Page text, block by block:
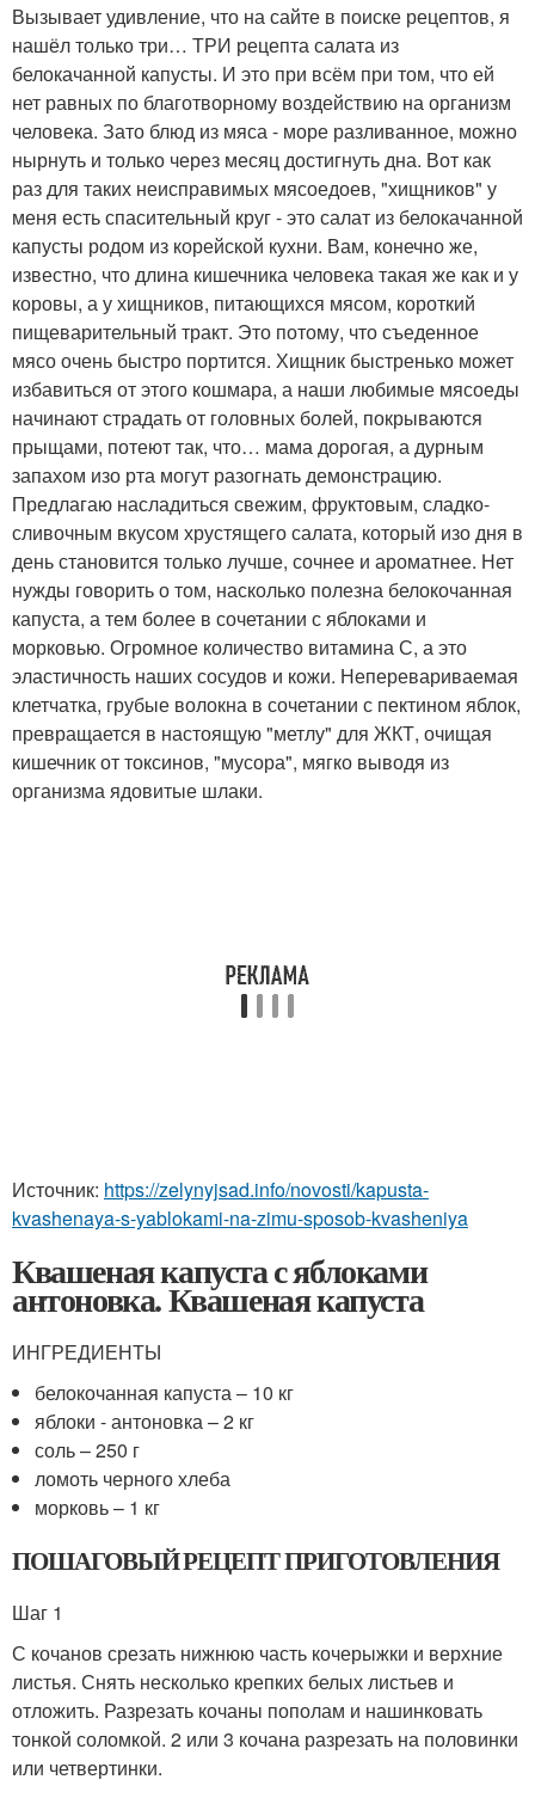
Вызывает удивление, что на сайте в поиске рецептов, я
нашёл только три… ТРИ рецепта салата из
белокачанной капусты. И это при всём при том, что ей
нет равных по благотворному воздействию на организм
человека. Зато блюд из мяса - море разливанное, можно
нырнуть и только через месяц достигнуть дна. Вот как
раз для таких неисправимых мясоедоев, "хищников" у
меня есть спасительный круг - это салат из белокачанной
капусты родом из корейской кухни. Вам, конечно же,
известно, что длина кишечника человека такая же как и у
коровы, а у хищников, питающихся мясом, короткий
пищеварительный тракт. Это потому, что съеденное
мясо очень быстро портится. Хищник быстренько может
избавиться от этого кошмара, а наши любимые мясоеды
начинают страдать от головных болей, покрываются
прыщами, потеют так, что… мама дорогая, а дурным
запахом изо рта могут разогнать демонстрацию.
Предлагаю насладиться свежим, фруктовым, сладко-
сливочным вкусом хрустящего салата, который изо дня в
день становится только лучше, сочнее и ароматнее. Нет
нужды говорить о том, насколько полезна белокочанная
капуста, а тем более в сочетании с яблоками и
морковью. Огромное количество витамина С, а это
эластичность наших сосудов и кожи. Неперевариваемая
клетчатка, грубые волокна в сочетании с пектином яблок,
превращается в настоящую "метлу" для ЖКТ, очищая
кишечник от токсинов, "мусора", мягко выводя из
организма ядовитые шлаки.
Источник: https://zelynyjsad.info/novosti/kapusta-
kvashenaya-s-yablokami-na-zimu-sposob-kvasheniya
Квашеная капуста с яблоками
антоновка. Квашеная капуста
ИНГРЕДИЕНТЫ
белокочанная капуста – 10 кг
яблоки - антоновка – 2 кг
соль – 250 г
ломоть черного хлеба
морковь – 1 кг
ПОШАГОВЫЙ РЕЦЕПТ ПРИГОТОВЛЕНИЯ
Шаг 1
С кочанов срезать нижнюю часть кочерыжки и верхние
листья. Снять несколько крепких белых листьев и
отложить. Разрезать кочаны пополам и нашинковать
тонкой соломкой. 2 или 3 кочана разрезать на половинки
или четвертинки.